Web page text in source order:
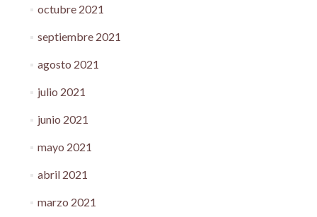
octubre 2021
septiembre 2021
agosto 2021
julio 2021
junio 2021
mayo 2021
abril 2021
marzo 2021